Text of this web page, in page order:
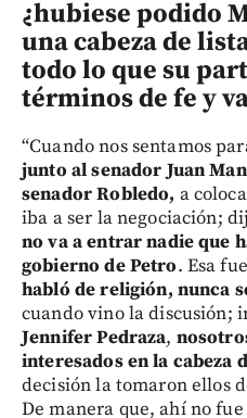
¿hubiese podido
una cabeza de
todo lo que su
términos de fe y
“Cuando nos sentamos
junto al senador Juan
senador Robledo, a
iba a ser la negociación;
no va a entrar nadie que
gobierno de Petro. Esa
habló de religión, nunca
cuando vino la discusión;
Jennifer Pedraza,
interesados en la cabeza
decisión la tomaron ellos
De manera que, ahí no